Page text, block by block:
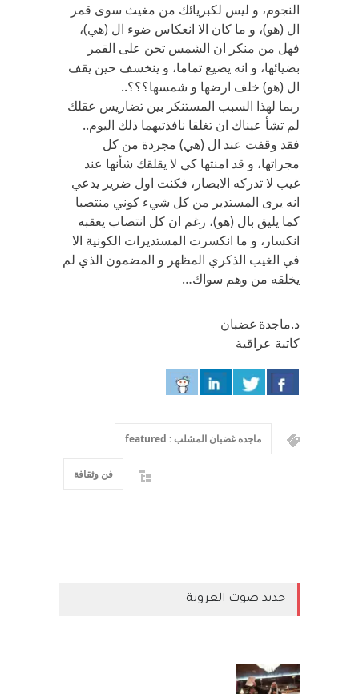
النجوم، و ليس لكبريائك من مغيث سوى قمر
ال (هو)، و ما كان الا انعكاس ضوء ال (هي)،
فهل من منكر ان الشمس تحن على القمر
بضيائها، و انه يضيع تماما، و ينخسف حين يقف
ال (هو) خلف ارضها و شمسها؟؟؟..
ربما لهذا السبب المستنكر بين تضاريس عقلك
لم تشأ عيناك ان تغلقا نافذتيهما ذلك اليوم..
فقد وقفت عند ال (هي) مجردة من كل
مجراتها، و قد امنتها كي لا يقلقك شأنها عند
غيب لا تدركه الابصار، فكنت اول ضرير يدعي
انه يرى المستدير من كل شيء كوني منتصبا
كما يليق بال (هو)، رغم ان كل انتصاب يعقبه
انكسار، و ما انكسرت المستديرات الكونية الا
في الغيب الذكري المظهر و المضمون الذي لم
يخلقه من وهم سواك…
د.ماجدة غضبان
كاتبة عراقية
ماجده غضبان المشلب : featured
فن وثقافة
جديد صوت العروبة